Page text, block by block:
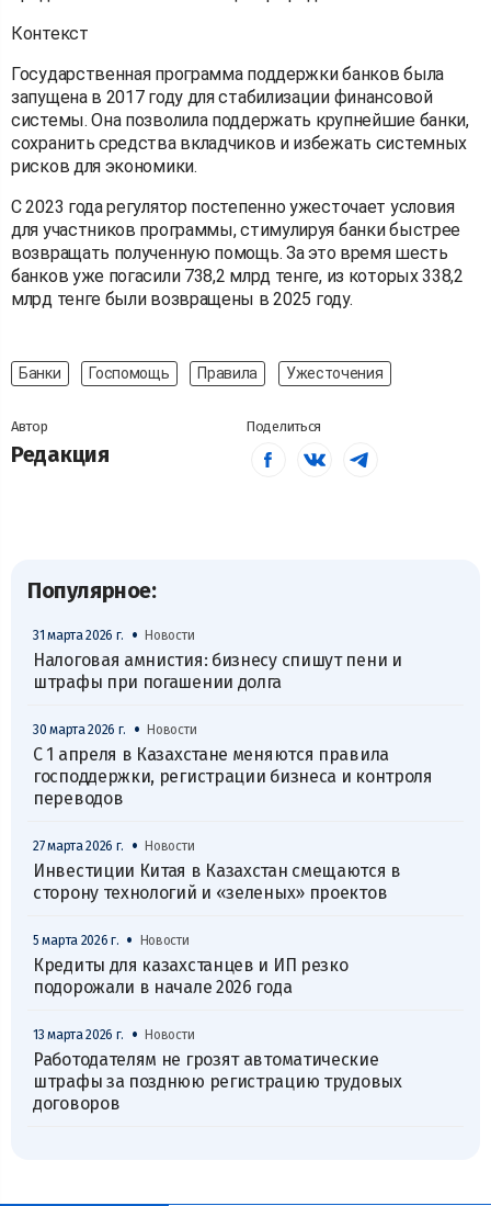
Контекст
Государственная программа поддержки банков была
запущена в 2017 году для стабилизации финансовой
системы. Она позволила поддержать крупнейшие банки,
сохранить средства вкладчиков и избежать системных
рисков для экономики.
С 2023 года регулятор постепенно ужесточает условия
для участников программы, стимулируя банки быстрее
возвращать полученную помощь. За это время шесть
банков уже погасили 738,2 млрд тенге, из которых 338,2
млрд тенге были возвращены в 2025 году.
Банки Госпомощь Правила Ужесточения
Автор
Редакция
Поделиться
Популярное:
31 марта 2026 г. • Новости
Налоговая амнистия: бизнесу спишут пени и
штрафы при погашении долга
30 марта 2026 г. • Новости
С 1 апреля в Казахстане меняются правила
господдержки, регистрации бизнеса и контроля
переводов
27 марта 2026 г. • Новости
Инвестиции Китая в Казахстан смещаются в
сторону технологий и «зеленых» проектов
5 марта 2026 г. • Новости
Кредиты для казахстанцев и ИП резко
подорожали в начале 2026 года
13 марта 2026 г. • Новости
Работодателям не грозят автоматические
штрафы за позднюю регистрацию трудовых
договоров